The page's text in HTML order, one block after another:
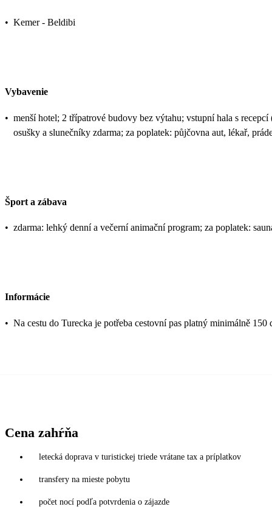
• Kemer - Beldibi
Vybavenie
• menší hotel; 2 třípatrové budovy bez výtahu; vstupní hala s
osušky a slunečníky zdarma; za poplatek: půjčovna aut, lékař,
Šport a zábava
• zdarma: lehký denní a večerní animační program; za poplatek:
Informácie
• Na cestu do Turecka je potřeba cestovní pas platný minimálně 150
Cena zahŕňa
letecká doprava v turistickej triede vrátane tax a príplatkov
transfery na mieste pobytu
počet nocí podľa potvrdenia o zájazde